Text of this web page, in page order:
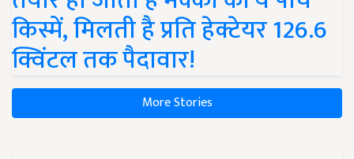
किस्में, मिलती है प्रति हेक्टेयर 126.6
क्विंटल तक पैदावार!
More Stories